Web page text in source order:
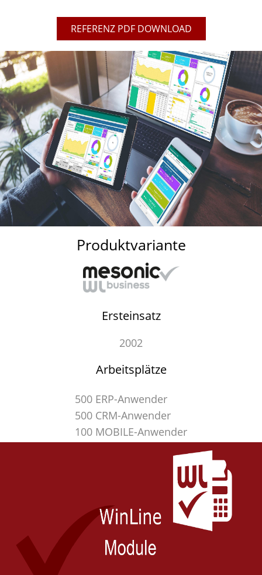
REFERENZ PDF DOWNLOAD
Produktvariante
Ersteinsatz
2002
Arbeitsplätze
500 ERP-Anwender
500 CRM-Anwender
100 MOBILE-Anwender